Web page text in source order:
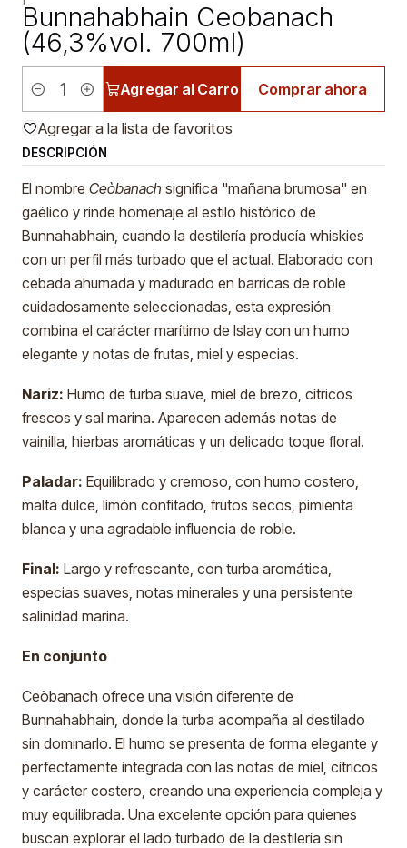
Bunnahabhain Ceobanach
(46,3%vol. 700ml)
Cantidad
Agregar al Carro Comprar ahora
Agregar a la lista de favoritos
DESCRIPCIÓN
El nombre Ceòbanach significa "mañana brumosa" en
gaélico y rinde homenaje al estilo histórico de
Bunnahabhain, cuando la destilería producía whiskies
con un perfil más turbado que el actual. Elaborado con
cebada ahumada y madurado en barricas de roble
cuidadosamente seleccionadas, esta expresión
combina el carácter marítimo de Islay con un humo
elegante y notas de frutas, miel y especias.
Nariz: Humo de turba suave, miel de brezo, cítricos
frescos y sal marina. Aparecen además notas de
vainilla, hierbas aromáticas y un delicado toque floral.
Paladar: Equilibrado y cremoso, con humo costero,
malta dulce, limón confitado, frutos secos, pimienta
blanca y una agradable influencia de roble.
Final: Largo y refrescante, con turba aromática,
especias suaves, notas minerales y una persistente
salinidad marina.
En conjunto
Ceòbanach ofrece una visión diferente de
Bunnahabhain, donde la turba acompaña al destilado
sin dominarlo. El humo se presenta de forma elegante y
perfectamente integrada con las notas de miel, cítricos
y carácter costero, creando una experiencia compleja y
muy equilibrada. Una excelente opción para quienes
buscan explorar el lado turbado de la destilería sin